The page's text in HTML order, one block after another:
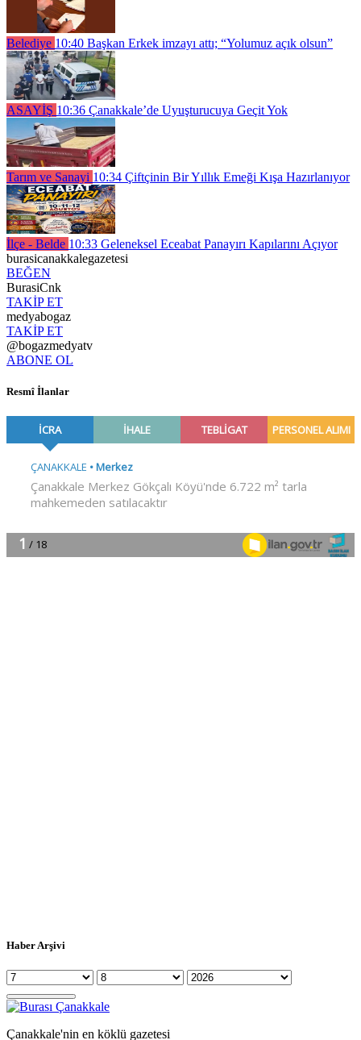
Belediye 10:40 Başkan Erkek imzayı attı; “Yolumuz açık olsun”
ASAYİŞ 10:36 Çanakkale’de Uyuşturucuya Geçit Yok
Tarım ve Sanayi 10:34 Çiftçinin Bir Yıllık Emeği Kışa Hazırlanıyor
İlçe - Belde 10:33 Geleneksel Eceabat Panayırı Kapılarını Açıyor
burasicanakkalegazetesi
BEĞEN
BurasiCnk
TAKİP ET
medyabogaz
TAKİP ET
@bogazmedyatv
ABONE OL
Resmî İlanlar
Haber Arşivi
Çanakkale'nin en köklü gazetesi